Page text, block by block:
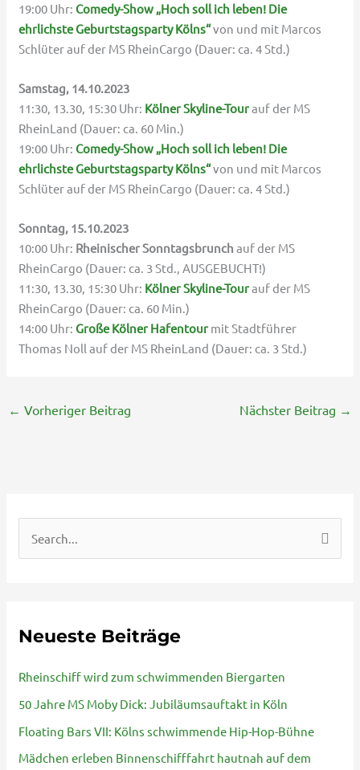
19:00 Uhr: Comedy-Show „Hoch soll ich leben! Die
ehrlichste Geburtstagsparty Kölns“von und mit Marcos
Schlüter auf der MS RheinCargo (Dauer: ca. 4 Std.)
Samstag, 14.10.2023
11:30, 13.30, 15:30 Uhr: Kölner Skyline-Tourauf der MS
RheinLand (Dauer: ca. 60 Min.)
19:00 Uhr: Comedy-Show „Hoch soll ich leben! Die
ehrlichste Geburtstagsparty Kölns“von und mit Marcos
Schlüter auf der MS RheinCargo (Dauer: ca. 4 Std.)
Sonntag, 15.10.2023
10:00 Uhr: Rheinischer Sonntagsbrunch auf der MS
RheinCargo (Dauer: ca. 3 Std., AUSGEBUCHT!)
11:30, 13.30, 15:30 Uhr: Kölner Skyline-Tourauf der MS
RheinCargo (Dauer: ca. 60 Min.)
14:00 Uhr: Große Kölner Hafentourmit Stadtführer
Thomas Noll auf der MS RheinLand (Dauer: ca. 3 Std.)
← Vorheriger Beitrag Nächster Beitrag →
e
n
a
c
h
Neueste Beiträge
Rheinschiff wird zum schwimmenden Biergarten
50 Jahre MS Moby Dick: Jubiläumsauftakt in Köln
Floating Bars VII: Kölns schwimmende Hip-Hop-Bühne
Mädchen erleben Binnenschifffahrt hautnah auf dem